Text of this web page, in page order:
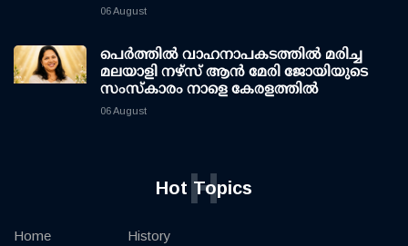
06 August
പെർത്തിൽ വാഹനാപകടത്തിൽ മരിച്ച
മലയാളി നഴ്സ് ആൻ മേരി ജോയിയുടെ
സംസ്കാരം നാളെ കേരളത്തിൽ
06 August
Hot Topics
H
Home
History